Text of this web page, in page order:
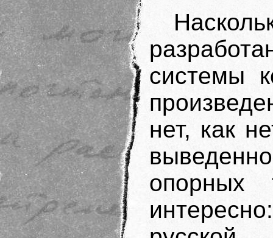
системы
нет, как
опорных